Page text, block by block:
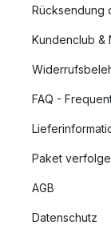
Rücksendung
Kundenclub &
FAQ -
Paket
AGB
Datenschutz